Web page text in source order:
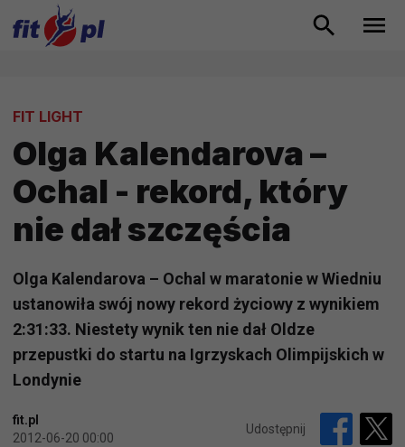
FIT LIGHT
Olga Kalendarova –
Ochal - rekord, który
nie dał szczęścia
Olga Kalendarova – Ochal w maratonie w Wiedniu
ustanowiła swój nowy rekord życiowy z wynikiem
2:31:33. Niestety wynik ten nie dał Oldze
przepustki do startu na Igrzyskach Olimpijskich w
Londynie
fit.pl
2012-06-20 00:00
Udostępnij